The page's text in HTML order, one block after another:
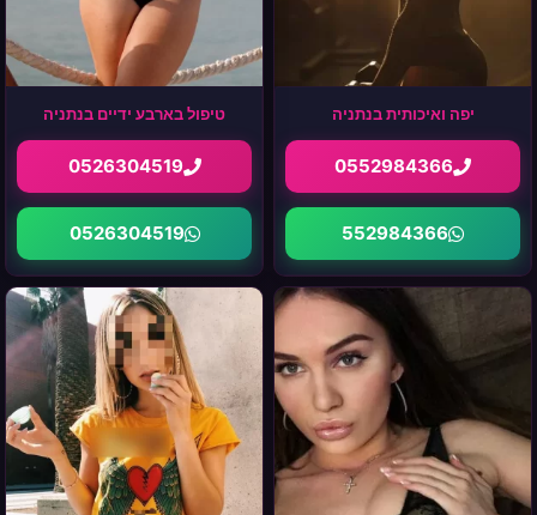
יפה ואיכותית בנתניה
0552984366
552984366
טיפול בארבע ידיים בנתניה
0526304519
0526304519